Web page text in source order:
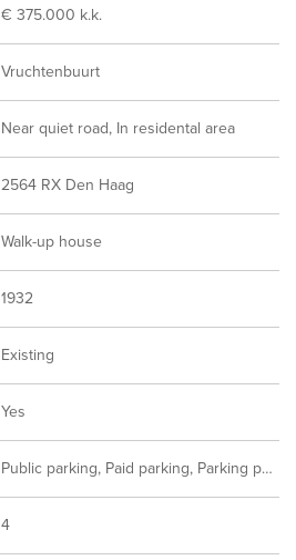
€ 375.000 k.k.
Vruchtenbuurt
Near quiet road, In residental area
2564 RX Den Haag
Walk-up house
1932
Existing
Yes
Public parking, Paid parking, Parking permit
4